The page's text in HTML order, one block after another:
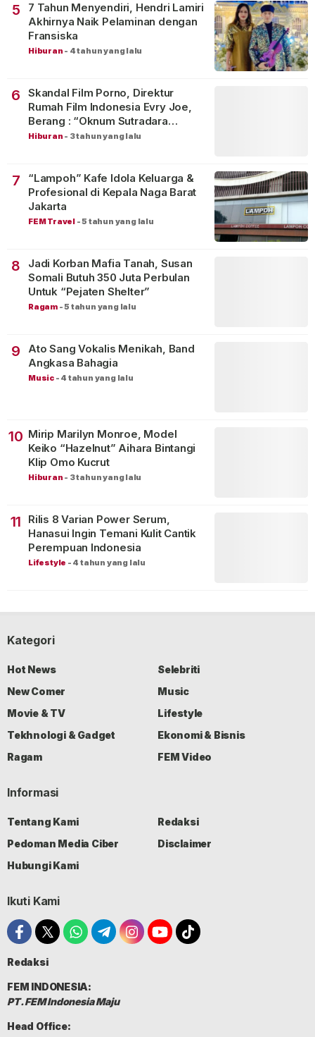
5
7 Tahun Menyendiri, Hendri Lamiri
Akhirnya Naik Pelaminan dengan
Fransiska
Hiburan - 4 tahun yang lalu
6
Skandal Film Porno, Direktur
Rumah Film Indonesia Evry Joe,
Berang : “Oknum Sutradara
Merusak Perfilman Indonesia”!
Hiburan - 3 tahun yang lalu
7
“Lampoh” Kafe Idola Keluarga &
Profesional di Kepala Naga Barat
Jakarta
FEM Travel -5 tahun yang lalu
8
Jadi Korban Mafia Tanah, Susan
Somali Butuh 350 Juta Perbulan
Untuk “Pejaten Shelter”
Ragam -5 tahun yang lalu
9
Ato Sang Vokalis Menikah, Band
Angkasa Bahagia
Music - 4 tahun yang lalu
10 Mirip Marilyn Monroe, Model
Keiko “Hazelnut” Aihara Bintangi
Klip Omo Kucrut
Hiburan - 3 tahun yang lalu
11
Rilis 8 Varian Power Serum,
Hanasui Ingin Temani Kulit Cantik
Perempuan Indonesia
Lifestyle - 4 tahun yang lalu
Kategori
Hot News
Selebriti
New Comer
Music
Movie & TV
Lifestyle
Tekhnologi & Gadget
Ekonomi & Bisnis
Ragam
FEM Video
Informasi
Tentang Kami
Redaksi
Pedoman Media Ciber
Disclaimer
Hubungi Kami
Ikuti Kami
Redaksi
FEM INDONESIA:
PT. FEM Indonesia Maju
Head Office: